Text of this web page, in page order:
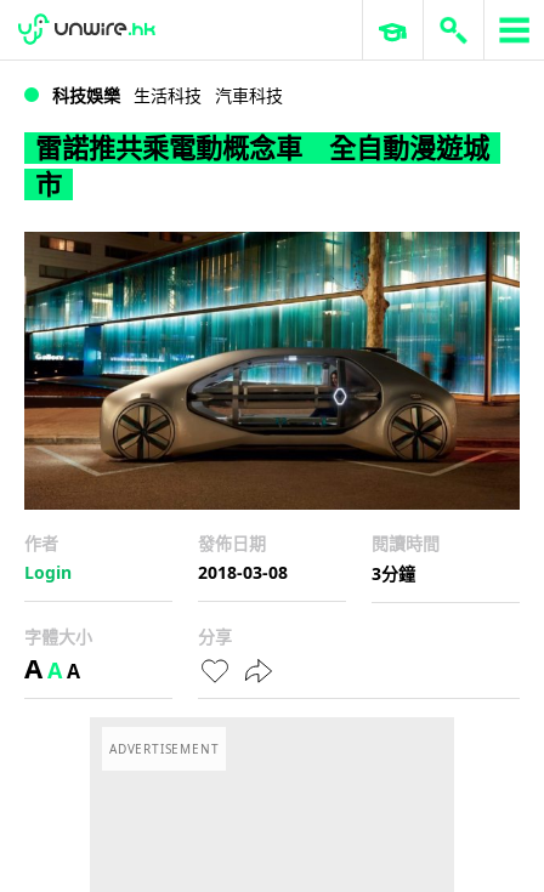
雷諾推共乘電動概念車 全自動漫遊城市
WWDC 2026 ERP 與商業 AI
科技娛樂 生活科技 汽車科技
雷諾推共乘電動概念車 全自動漫遊城
市
作者
Login
發佈日期
2018-03-08
閱讀時間
3分鐘
字體大小
AAA
分享
ADVERTISEMENT